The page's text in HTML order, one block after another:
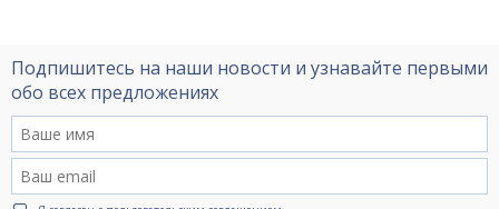
Подпишитесь на наши новости и узнавайте первыми
обо всех предложениях